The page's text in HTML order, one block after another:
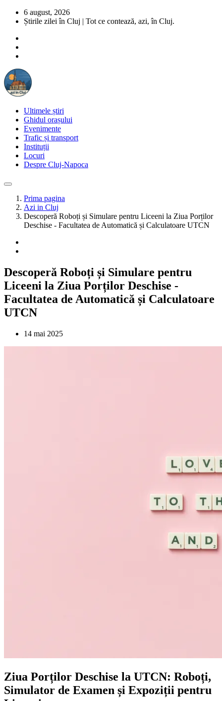
6 august, 2026
Știrile zilei în Cluj | Tot ce contează, azi, în Cluj.
Ultimele știri
Ghidul orașului
Evenimente
Trafic și transport
Instituții
Locuri
Despre Cluj-Napoca
Prima pagina
Azi in Cluj
Descoperă Roboți și Simulare pentru Liceeni la Ziua Porților
Deschise - Facultatea de Automatică și Calculatoare UTCN
Descoperă Roboți și Simulare pentru
Liceeni la Ziua Porților Deschise -
Facultatea de Automatică și Calculatoare
UTCN
14 mai 2025
Ziua Porților Deschise la UTCN: Roboți,
Simulator de Examen și Expoziții pentru